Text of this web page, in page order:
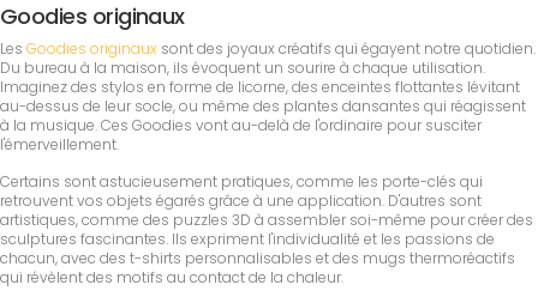
Goodies originaux
Les Goodies originaux sont des joyaux créatifs qui égayent notre quotidien.
Du bureau à la maison, ils évoquent un sourire à chaque utilisation.
Imaginez des stylos en forme de licorne, des enceintes flottantes lévitant
au-dessus de leur socle, ou même des plantes dansantes qui réagissent
à la musique. Ces Goodies vont au-delà de l'ordinaire pour susciter
l'émerveillement.
Certains sont astucieusement pratiques, comme les porte-clés qui
retrouvent vos objets égarés grâce à une application. D'autres sont
artistiques, comme des puzzles 3D à assembler soi-même pour créer des
sculptures fascinantes. Ils expriment l'individualité et les passions de
chacun, avec des t-shirts personnalisables et des mugs thermoréactifs
qui révèlent des motifs au contact de la chaleur.